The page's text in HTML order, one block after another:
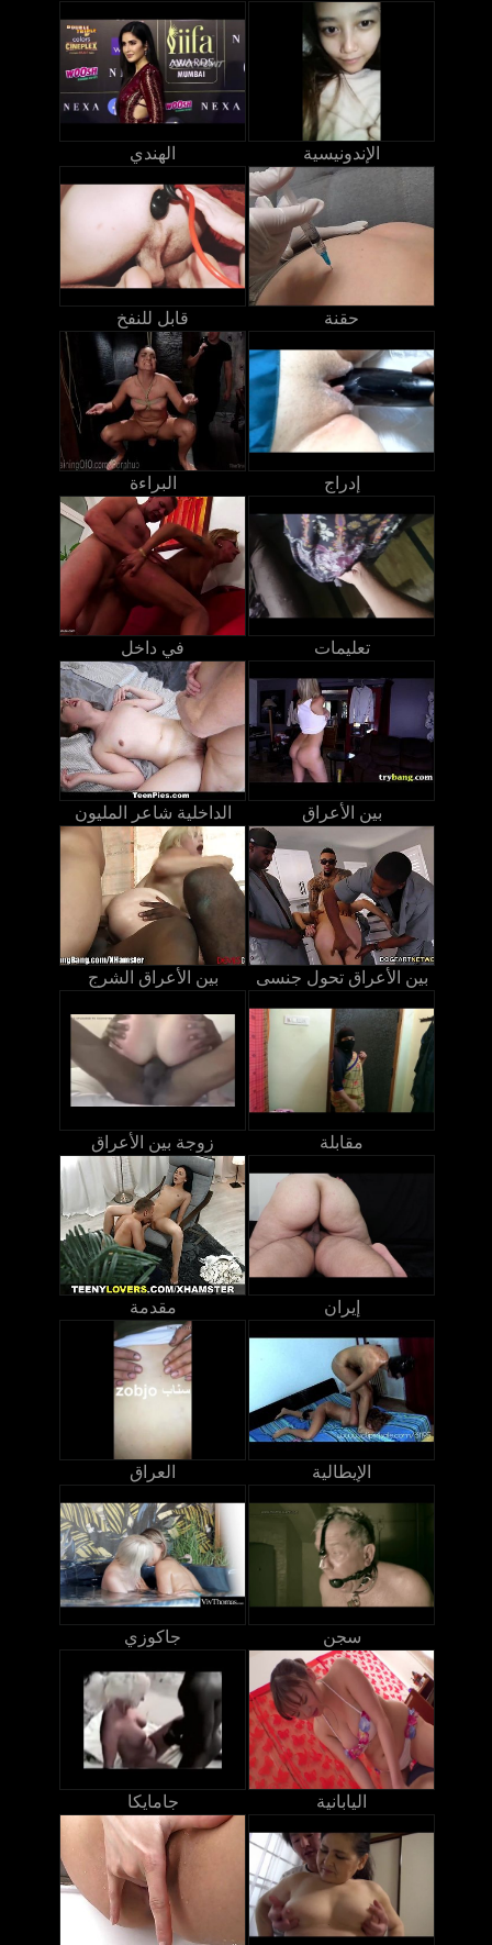
الهندي الإندونيسية
قابل للنفخ حقنة
البراءة إدراج
في داخل تعليمات
الداخلية شاعر المليون بين الأعراق
بين الأعراق الشرج بين الأعراق تحول جنسى
زوجة بين الأعراق مقابلة
مقدمة إيران
العراق الإيطالية
جاكوزي سجن
جامايكا اليابانية